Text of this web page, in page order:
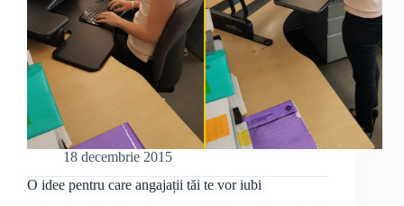
18 decembrie 2015
O idee pentru care angajații tăi te vor iubi